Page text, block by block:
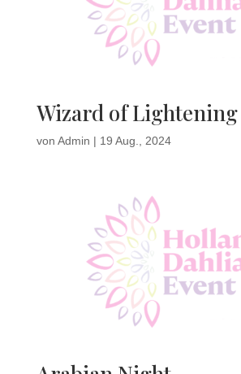
Wizard of Lightening
von Admin | 19 Aug., 2024